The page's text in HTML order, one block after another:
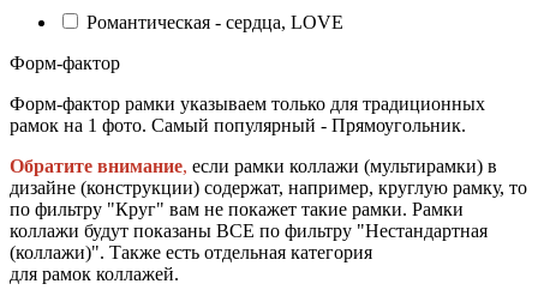
Романтическая - сердца, LOVE
Форм-фактор
Форм-фактор рамки указываем только для традиционных
рамок на 1 фото. Самый популярный - Прямоугольник.
Обратите внимание, если рамки коллажи (мультирамки) в
дизайне (конструкции) содержат, например, круглую рамку, то
по фильтру "Круг" вам не покажет такие рамки. Рамки
коллажи будут показаны ВСЕ по фильтру "Нестандартная
(коллажи)". Также есть отдельная категория
для рамок коллажей.